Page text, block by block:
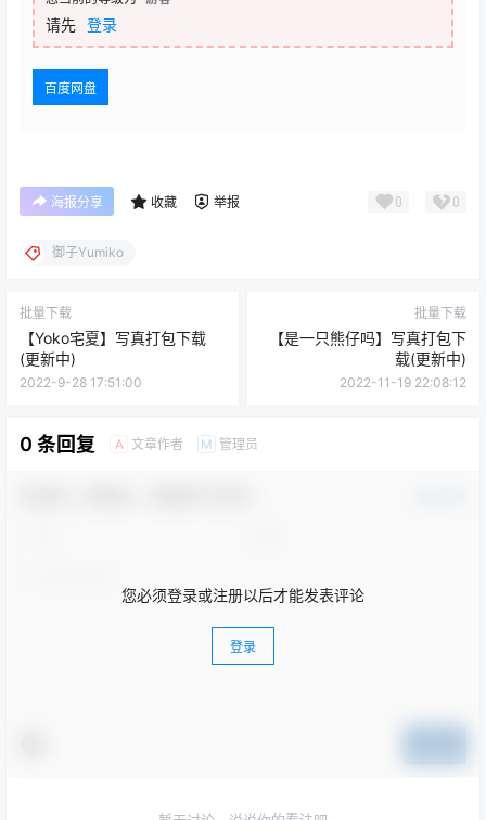
请先 登录
百度网盘
海报分享 收藏 举报 0 0
御子Yumiko
批量下载
【Yoko宅夏】写真打包下载
(更新中)
2022-9-28 17:51:00
批量下载
【是一只熊仔吗】写真打包下
载(更新中)
2022-11-19 22:08:12
0 条回复 A 文章作者 M 管理员
您必须登录或注册以后才能发表评论
登录